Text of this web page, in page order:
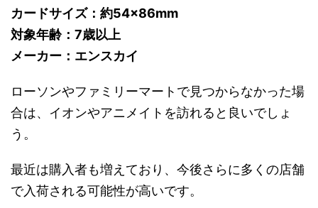
カードサイズ：約54×86mm
対象年齢：7歳以上
メーカー：エンスカイ
ローソンやファミリーマートで見つからなかった場
合は、イオンやアニメイトを訪れると良いでしょ
う。
最近は購入者も増えており、今後さらに多くの店舗
で入荷される可能性が高いです。